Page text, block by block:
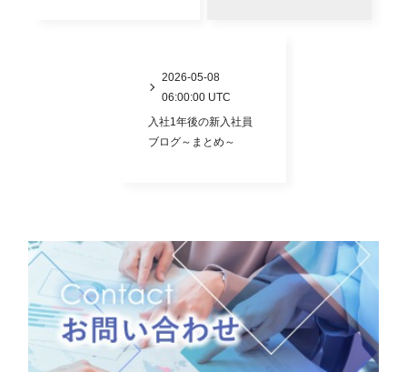
2026-05-08
06:00:00 UTC
入社1年後の新入社員
ブログ～まとめ～